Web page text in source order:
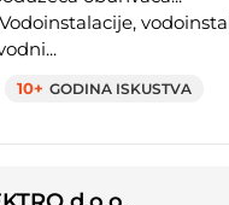
10+ GODINA ISKUSTVA